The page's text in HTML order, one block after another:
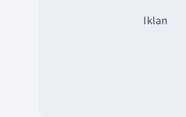
Iklan